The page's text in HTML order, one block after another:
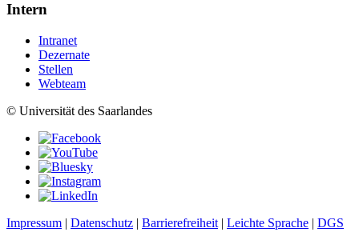
Intern
Intranet
Dezernate
Stellen
Webteam
© Universität des Saarlandes
Impressum | Datenschutz | Barrierefreiheit | Leichte Sprache | DGS